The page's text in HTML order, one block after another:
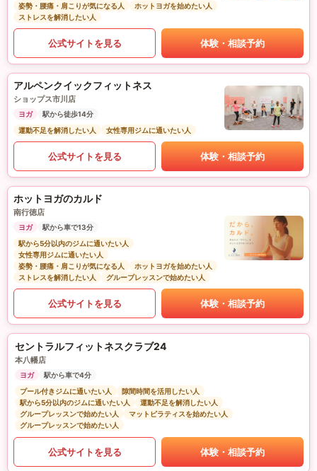
姿勢・腰痛・肩こりが気になる人
ホットヨガを始めたい人
ストレスを解消したい人
公式サイトを見る 体験・相談予約
アルペンクイックフィットネス
ショップス市川店
ヨガ
駅から徒歩14分
運動不足を解消したい人
女性専用ジムに通いたい人
公式サイトを見る 体験・相談予約
ホットヨガのカルド
南行徳店
ヨガ
駅から車で13分
駅から5分以内のジムに通いたい人
女性専用ジムに通いたい人
姿勢・腰痛・肩こりが気になる人
ホットヨガを始めたい人
ストレスを解消したい人
グループレッスンで始めたい人
公式サイトを見る 体験・相談予約
セントラルフィットネスクラブ24
本八幡店
ヨガ
駅から車で4分
プール付きジムに通いたい人
隙間時間を活用したい人
駅から5分以内のジムに通いたい人
運動不足を解消したい人
グループレッスンで始めたい人
マットピラティスを始めたい人
グループレッスンで始めたい人
公式サイトを見る 体験・相談予約